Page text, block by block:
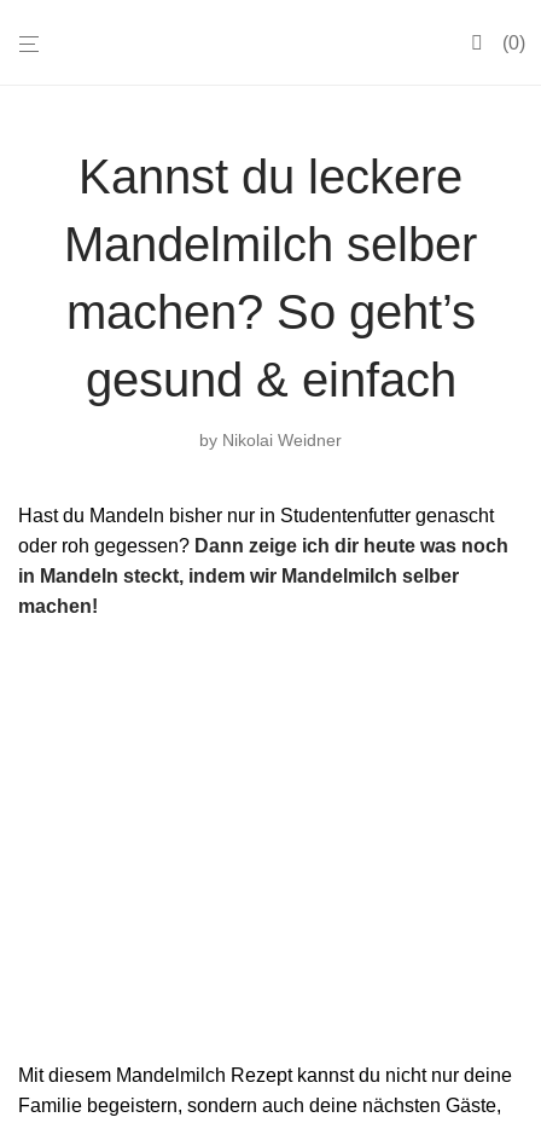
0
Kannst du leckere
Mandelmilch selber
machen? So geht’s
gesund & einfach
by Nikolai Weidner
Hast du Mandeln bisher nur in Studentenfutter genascht
oder roh gegessen? Dann zeige ich dir heute was noch
in Mandeln steckt, indem wir Mandelmilch selber
machen!
Mit diesem Mandelmilch Rezept kannst du nicht nur deine
Familie begeistern, sondern auch deine nächsten Gäste,